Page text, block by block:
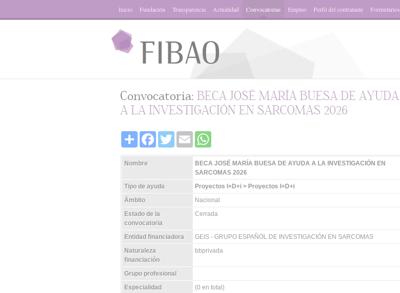
Inicio Fundación Transparencia Actualidad Convocatorias Empleo Perfil del contratante Formularios
Convocatoria: BECA JOSÉ MARÍA BUESA DE AYUDA
A LA INVESTIGACIÓN EN SARCOMAS 2026
Share FacebookTwitter Email
Nombre
BECA JOSÉ MARÍA BUESA DE AYUDA A LA INVESTIGACIÓN EN
SARCOMAS 2026
Tipo de ayuda
Proyectos I+D+i > Proyectos I+D+i
Ámbito
Nacional
Estado de la
convocatoria
Cerrada
Entidad financiadora
GEIS - GRUPO ESPAÑOL DE INVESTIGACIÓN EN SARCOMAS
Naturaleza
financiación
bbprivada
Grupo profesional
Especialidad
(0 en total)